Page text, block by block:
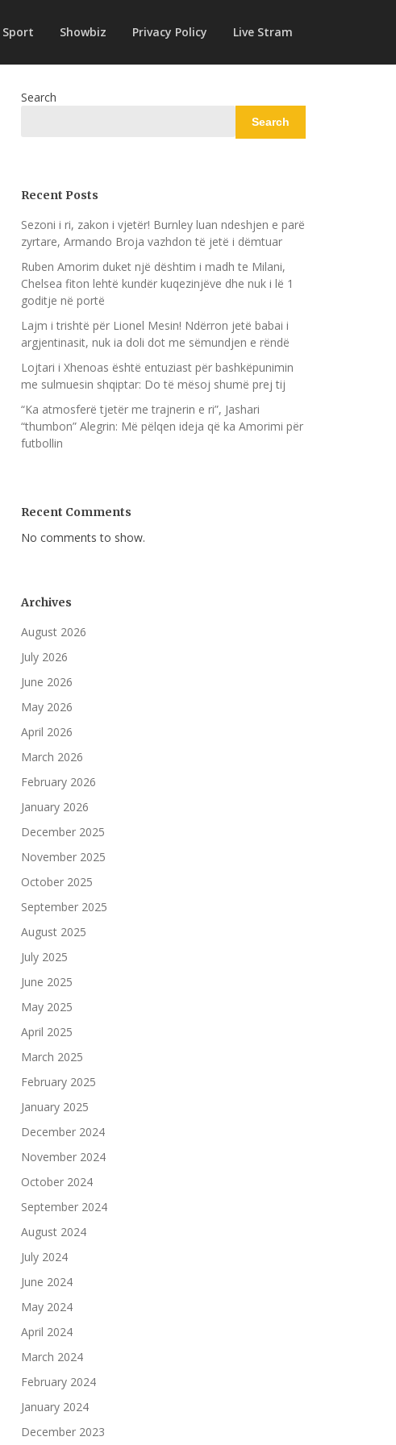
Sport Showbiz Privacy Policy Live Stram
Search
Search
Recent Posts
Sezoni i ri, zakon i vjetër! Burnley luan ndeshjen e parë
zyrtare, Armando Broja vazhdon të jetë i dëmtuar
Ruben Amorim duket një dështim i madh te Milani,
Chelsea fiton lehtë kundër kuqezinjëve dhe nuk i lë 1
goditje në portë
Lajm i trishtë për Lionel Mesin! Ndërron jetë babai i
argjentinasit, nuk ia doli dot me sëmundjen e rëndë
Lojtari i Xhenoas është entuziast për bashkëpunimin
me sulmuesin shqiptar: Do të mësoj shumë prej tij
“Ka atmosferë tjetër me trajnerin e ri”, Jashari
“thumbon” Alegrin: Më pëlqen ideja që ka Amorimi për
futbollin
Recent Comments
No comments to show.
Archives
August 2026
July 2026
June 2026
May 2026
April 2026
March 2026
February 2026
January 2026
December 2025
November 2025
October 2025
September 2025
August 2025
July 2025
June 2025
May 2025
April 2025
March 2025
February 2025
January 2025
December 2024
November 2024
October 2024
September 2024
August 2024
July 2024
June 2024
May 2024
April 2024
March 2024
February 2024
January 2024
December 2023